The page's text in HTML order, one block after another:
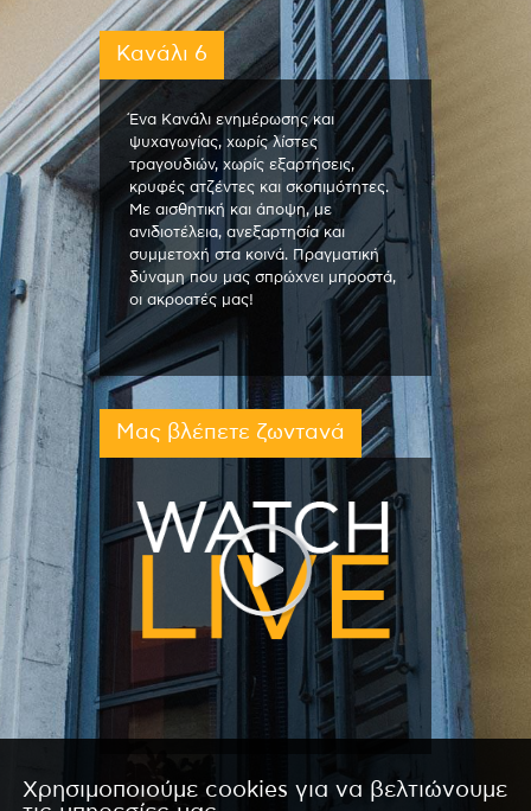
Κανάλι 6
Ένα Κανάλι ενημέρωσης και
ψυχαγωγίας, χωρίς λίστες
τραγουδιών, χωρίς εξαρτήσεις,
κρυφές ατζέντες και σκοπιμότητες.
Με αισθητική και άποψη, με
ανιδιοτέλεια, ανεξαρτησία και
συμμετοχή στα κοινά. Πραγματική
δύναμη που μας σπρώχνει μπροστά,
οι ακροατές μας!
Μας βλέπετε ζωντανά
Χρησιμοποιούμε cookies για να βελτιώνουμε